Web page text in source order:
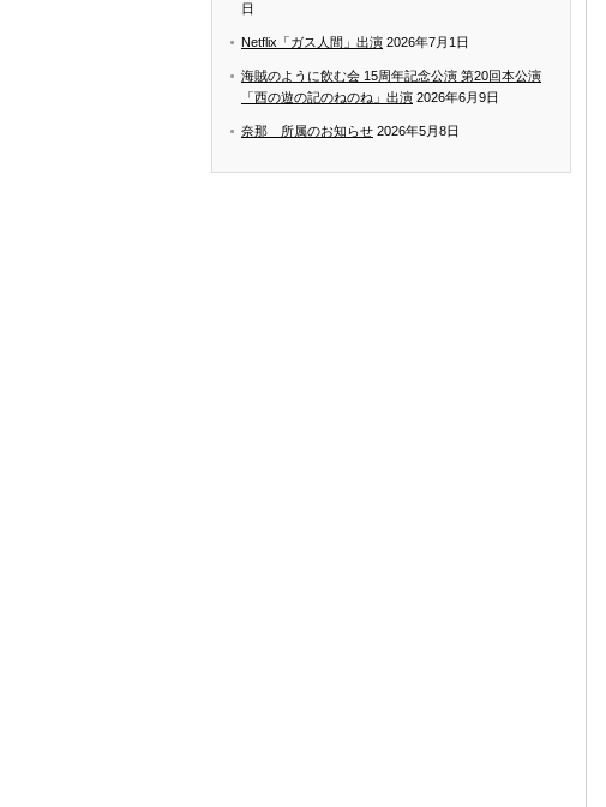
日
Netflix「ガス人間」出演 2026年7月1日
海賊のように飲む会 15周年記念公演 第20回本公演
「西の遊の記のねのね」出演 2026年6月9日
奈那 所属のお知らせ 2026年5月8日